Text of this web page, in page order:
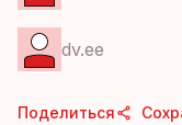
dv.ee
Поделиться